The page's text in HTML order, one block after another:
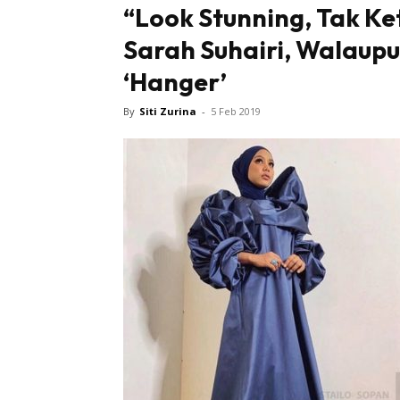
“Look Stunning, Tak
Sarah Suhairi,
‘Hanger’
By Siti Zurina - 5 Feb 2019